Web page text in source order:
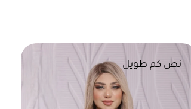
نص كم طويل